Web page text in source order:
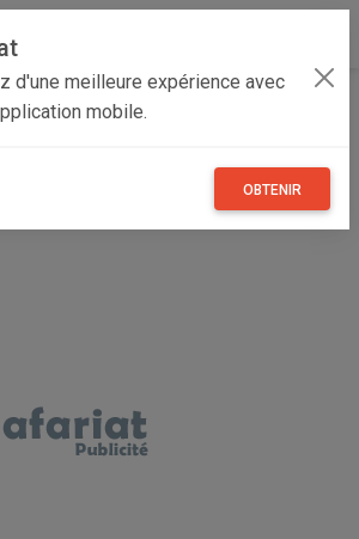
d'une meilleure expérience avec
mobile.
OBTENIR
Particulier